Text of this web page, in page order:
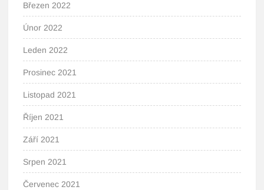
Březen 2022
Únor 2022
Leden 2022
Prosinec 2021
Listopad 2021
Říjen 2021
Září 2021
Srpen 2021
Červenec 2021